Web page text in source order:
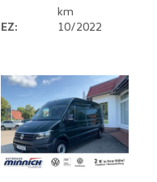
km
EZ:
10/2022